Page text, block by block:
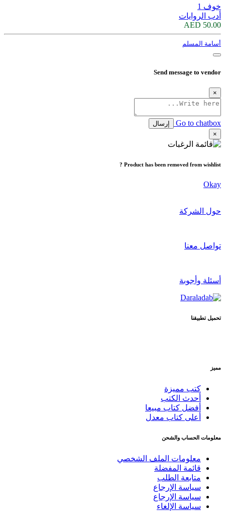
خوف 1
أدب الروايات
50.00 AED
أسامة المسلم
Send message to vendor
×
Go to chatbox
إرسال
×
Product has been removed from wishlist ?
Okay
حول الشركة
تواصل معنا
أسئلة وأجوبة
تحميل تطبيقنا
مميز
كتب مميزة
أحدث الكتب
أفضل كتاب مبيعا
أعلى كتاب معدل
معلومات الحساب والشحن
معلومات الملف الشخصي
قائمة المفضلة
متابعة الطلب
سياسة الإرجاع
سياسة الإرجاع
سياسة الإلغاء